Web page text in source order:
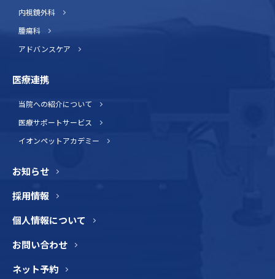
内視鏡外科
腫瘍科
アドバンスケア
医療連携
当院への紹介について
医療サポートサービス
イオンペットアカデミー
お知らせ
採用情報
個人情報について
お問い合わせ
ネット予約